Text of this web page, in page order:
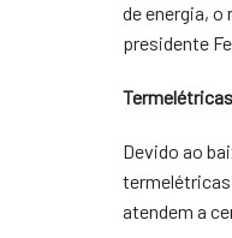
de energia,
presidente
Termelétricas
Devido ao
atendem a